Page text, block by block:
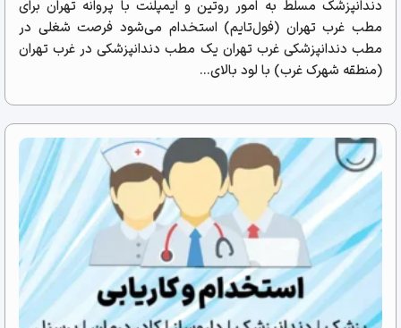
دندانپزشک مسلط به امور روتین و ایمپلنت با پروانه تهران برای
مطب غرب تهران (فول‌تایم) استخدام می‌شود فرصت شغلی در
مطب دندانپزشکی غرب تهران یک مطب دندانپزشکی در غرب تهران
(منطقه شهرک غرب) با لود بالای...